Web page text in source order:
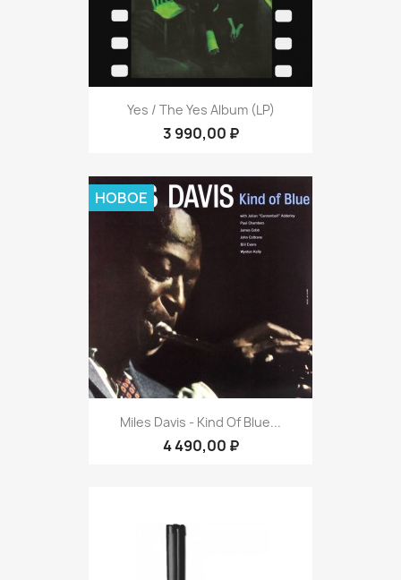
Yes / The Yes Album (LP)
3 990,00 ₽
Miles Davis - Kind Of Blue...
4 490,00 ₽
НОВОЕ